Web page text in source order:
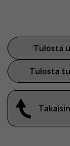
Tulosta
Tulosta